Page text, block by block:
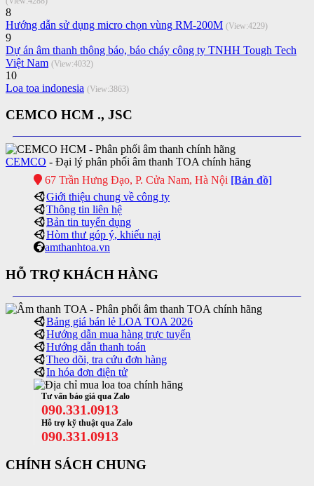
8
Hướng dẫn sử dụng micro chọn vùng RM-200M (View:4229)
9
Dự án âm thanh thông báo, báo cháy công ty TNHH Tough Tech
Việt Nam (View:4032)
10
Loa toa indonesia (View:3863)
CEMCO HCM ., JSC
CEMCO - Đại lý phân phối âm thanh TOA chính hãng
67 Trần Hưng Đạo, P. Cửa Nam, Hà Nội [Bản đồ]
Giới thiệu chung về công ty
Thông tin liên hệ
Bản tin tuyển dụng
Hòm thư góp ý, khiếu nại
amthanhtoa.vn
HỖ TRỢ KHÁCH HÀNG
Bảng giá bán lẻ LOA TOA 2026
Hướng dẫn mua hàng trực tuyến
Hướng dẫn thanh toán
Theo dõi, tra cứu đơn hàng
In hóa đơn điện tử
Tư vấn báo giá qua Zalo
090.331.0913
Hỗ trợ kỹ thuật qua Zalo
090.331.0913
CHÍNH SÁCH CHUNG